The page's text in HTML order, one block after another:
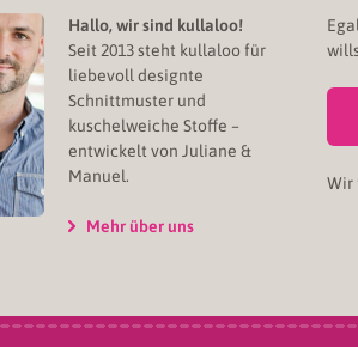
Hallo, wir sind kullaloo!
Seit 2013 steht kullaloo für
liebevoll designte
Schnittmuster und
kuschelweiche Stoffe –
entwickelt von Juliane &
Manuel.
Mehr über uns
Wir